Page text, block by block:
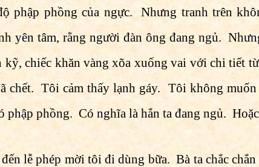
phập phồng của ngực. Nhưng tranh trên
yên tâm, rằng người đàn ông đang ngủ.
chiếc khăn vàng xõa xuống vai với chi tiết
chết. Tôi cảm thấy lạnh gáy. Tôi không
phồng. Có nghĩa là hắn ta đang ngủ.
lễ phép mời tôi đi dùng bữa. Bà ta chắc